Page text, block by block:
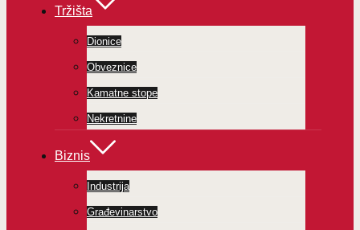
Tržišta
Dionice
Obveznice
Kamatne stope
Nekretnine
Biznis
Industrija
Građevinarstvo